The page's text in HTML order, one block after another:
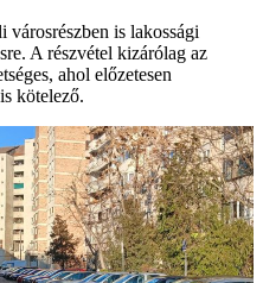
városrészben is lakossági
A részvétel kizárólag az
ahol előzetesen
kötelező.